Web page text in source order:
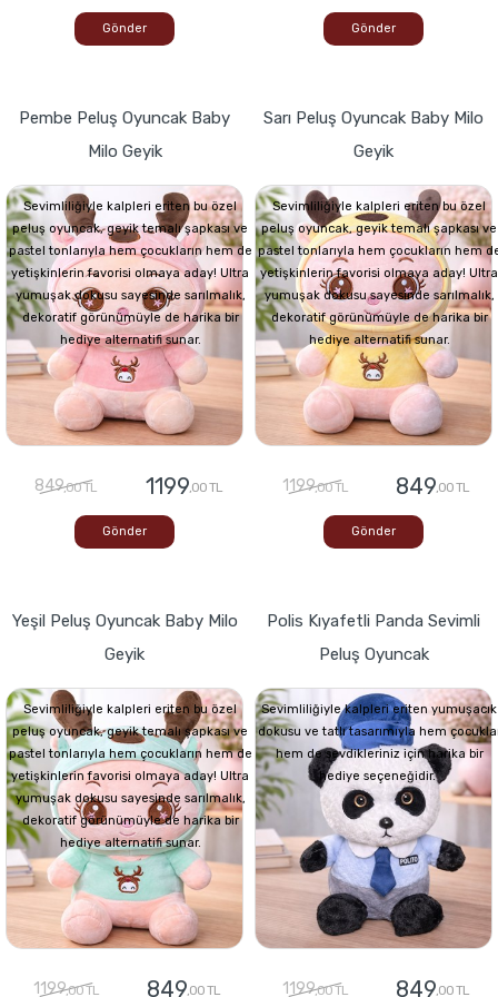
Gönder Gönder
Pembe Peluş Oyuncak Baby
Milo Geyik
Sevimliliğiyle kalpleri eriten bu özel
peluş oyuncak, geyik temalı şapkası ve
pastel tonlarıyla hem çocukların hem de
yetişkinlerin favorisi olmaya aday! Ultra
yumuşak dokusu sayesinde sarılmalık,
dekoratif görünümüyle de harika bir
hediye alternatifi sunar.
849,00 TL 1199,00 TL
Gönder
Sarı Peluş Oyuncak Baby Milo
Geyik
Sevimliliğiyle kalpleri eriten bu özel
peluş oyuncak, geyik temalı şapkası ve
pastel tonlarıyla hem çocukların hem
yetişkinlerin favorisi olmaya aday! Ultra
yumuşak dokusu sayesinde sarılmalık,
dekoratif görünümüyle de harika bir
hediye alternatifi sunar.
1199,00 TL 849,00 TL
Gönder
Yeşil Peluş Oyuncak Baby Milo
Geyik
Sevimliliğiyle kalpleri eriten bu özel
peluş oyuncak, geyik temalı şapkası ve
pastel tonlarıyla hem çocukların hem de
yetişkinlerin favorisi olmaya aday! Ultra
yumuşak dokusu sayesinde sarılmalık,
dekoratif görünümüyle de harika bir
hediye alternatifi sunar.
1199,00 TL 849,00 TL
Polis Kıyafetli Panda Sevimli
Peluş Oyuncak
Sevimliliğiyle kalpleri eriten yumuşacık
dokusu ve tatlı tasarımıyla hem
hem de sevdikleriniz için harika bir
hediye seçeneğidir.
1199,00 TL 849,00 TL